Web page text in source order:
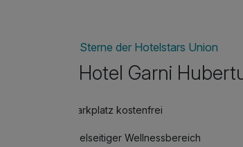
Sterne der Hotelstars Union
Hotel Garni
Parkplatz kostenfrei
Vielseitiger Wellnessbereich